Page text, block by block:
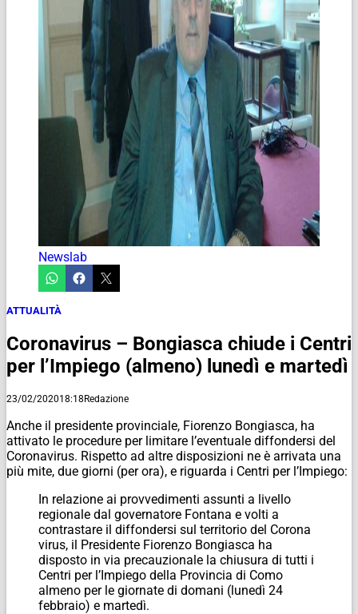
Newslab
ATTUALITÀ
Coronavirus – Bongiasca chiude i Centri
per l’Impiego (almeno) lunedì e martedì
23/02/202018:18Redazione
Anche il presidente provinciale, Fiorenzo Bongiasca, ha
attivato le procedure per limitare l’eventuale diffondersi del
Coronavirus. Rispetto ad altre disposizioni ne è arrivata una
più mite, due giorni (per ora), e riguarda i Centri per l’Impiego:
In relazione ai provvedimenti assunti a livello
regionale dal governatore Fontana e volti a
contrastare il diffondersi sul territorio del Corona
virus, il Presidente Fiorenzo Bongiasca ha
disposto in via precauzionale la chiusura di tutti i
Centri per l’Impiego della Provincia di Como
almeno per le giornate di domani (lunedì 24
febbraio) e martedì.